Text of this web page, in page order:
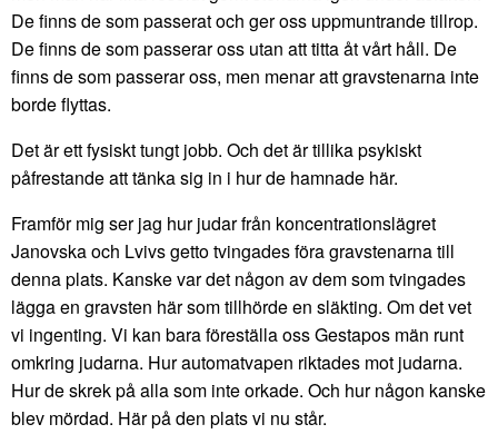
De finns de som passerat och ger oss uppmuntrande tillrop.
De finns de som passerar oss utan att titta åt vårt håll. De
finns de som passerar oss, men menar att gravstenarna inte
borde flyttas.
Det är ett fysiskt tungt jobb. Och det är tillika psykiskt
påfrestande att tänka sig in i hur de hamnade här.
Framför mig ser jag hur judar från koncentrationslägret
Janovska och Lvivs getto tvingades föra gravstenarna till
denna plats. Kanske var det någon av dem som tvingades
lägga en gravsten här som tillhörde en släkting. Om det vet
vi ingenting. Vi kan bara föreställa oss Gestapos män runt
omkring judarna. Hur automatvapen riktades mot judarna.
Hur de skrek på alla som inte orkade. Och hur någon kanske
blev mördad. Här på den plats vi nu står.